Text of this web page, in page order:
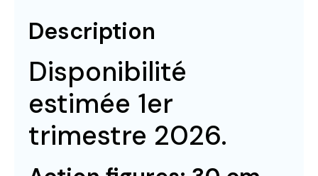
Description
Disponibilité
estimée 1er
trimestre 2026.